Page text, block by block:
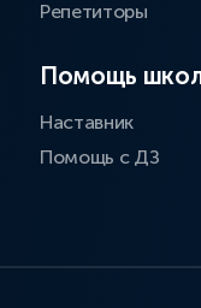
Репетиторы
Помощь
Наставник
Помощь с ДЗ